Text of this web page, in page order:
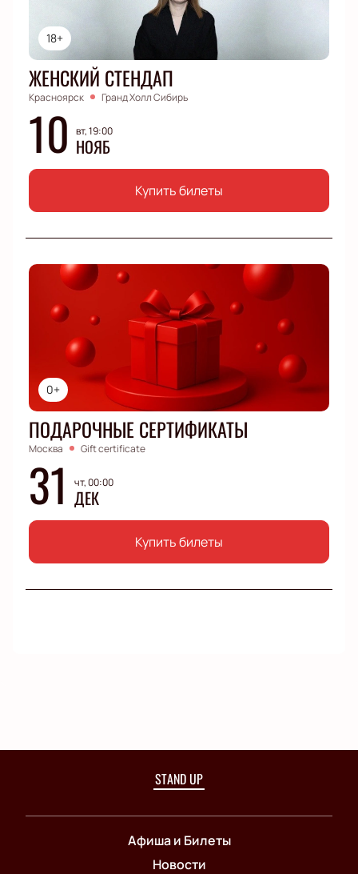
18+
ЖЕНСКИЙ СТЕНДАП
Красноярск Гранд Холл Сибирь
10 вт, 19:00
НОЯБ
Купить билеты
0+
ПОДАРОЧНЫЕ СЕРТИФИКАТЫ
Москва Gift certificate
31 чт, 00:00
ДЕК
Купить билеты
STAND UP
Афиша и Билеты
Новости